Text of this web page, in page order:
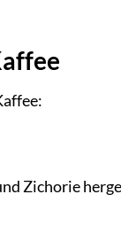
Zichorie